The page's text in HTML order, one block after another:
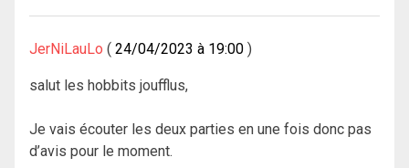
JerNiLauLo 24/04/2023 à 19:00
salut les hobbits joufflus,
Je vais écouter les deux parties en une fois donc pas
d’avis pour le moment.